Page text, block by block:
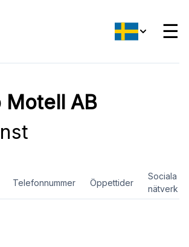
☰
Motell AB
Telefonnummer Öppettider
Sociala
nätverk